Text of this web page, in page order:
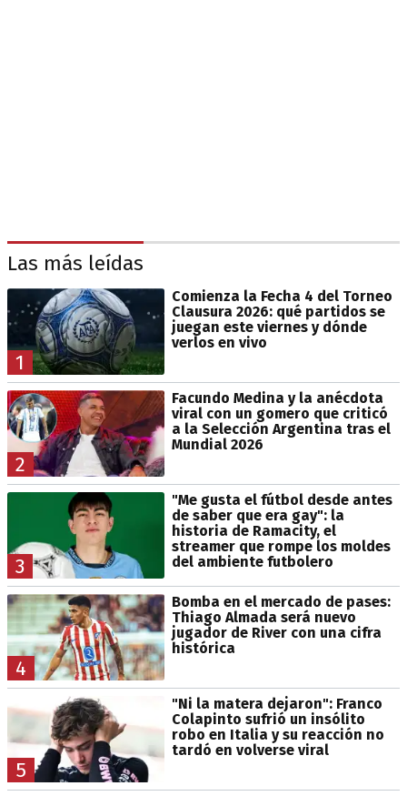
Las más leídas
1
Comienza la Fecha 4 del Torneo
Clausura 2026: qué partidos se
juegan este viernes y dónde
verlos en vivo
2
Facundo Medina y la anécdota
viral con un gomero que criticó
a la Selección Argentina tras el
Mundial 2026
3
"Me gusta el fútbol desde antes
de saber que era gay": la
historia de Ramacity, el
streamer que rompe los moldes
del ambiente futbolero
4
Bomba en el mercado de pases:
Thiago Almada será nuevo
jugador de River con una cifra
histórica
5
"Ni la matera dejaron": Franco
Colapinto sufrió un insólito
robo en Italia y su reacción no
tardó en volverse viral